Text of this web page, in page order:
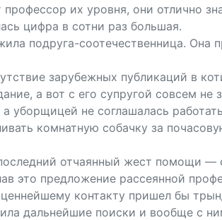
их уровня, они отлично
цифра в сотни раз большая.
подруга-соотечественница. Она
зарубежных публикаций в
а вот с его супругой совсем не
уборщицей не соглашалась
комнатную собачку за
отчаянный жест помощи —
это предложение рассеянной
контакту пришел бы
дальнейшие поиски и вообще с